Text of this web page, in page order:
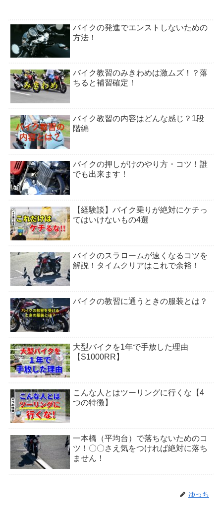
バイクの発進でエンストしないための
方法！
バイク教習のみきわめは激ムズ！？落
ちると補習確定！
バイク教習の内容はどんな感じ？1段
階編
バイクの押しがけのやり方・コツ！誰
でも出来ます！
【経験談】バイク乗りが絶対にケチっ
てはいけないもの4選
バイクのスラロームが速くなるコツを
解説！タイムクリアはこれで余裕！
バイクの教習に通うときの服装とは？
大型バイクを1年で手放した理由
【S1000RR】
こんな人とはツーリングに行くな【4
つの特徴】
一本橋（平均台）で落ちないためのコ
ツ！〇〇さえ気をつければ絶対に落ち
ません！
ゆっち